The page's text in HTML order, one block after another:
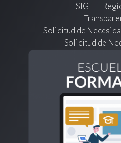
SIGEFI
Solicitud de
Solicitud de